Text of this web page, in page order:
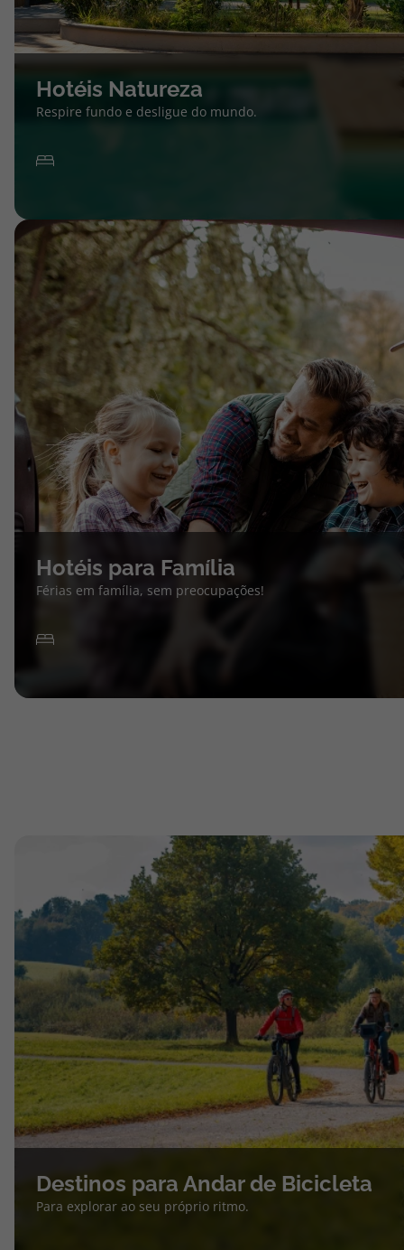
Hotéis Natureza
Respire fundo e desligue do mundo.
Hotéis para Família
Férias em família, sem preocupações!
Destinos para Andar de Bicicleta
Para explorar ao seu próprio ritmo.